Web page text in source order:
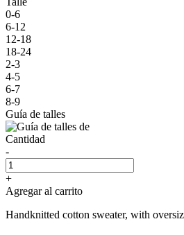
0-6
6-12
12-18
18-24
2-3
4-5
6-7
8-9
Guía de talles
Cantidad
-
+
Agregar al carrito
Handknitted cotton sweater, with